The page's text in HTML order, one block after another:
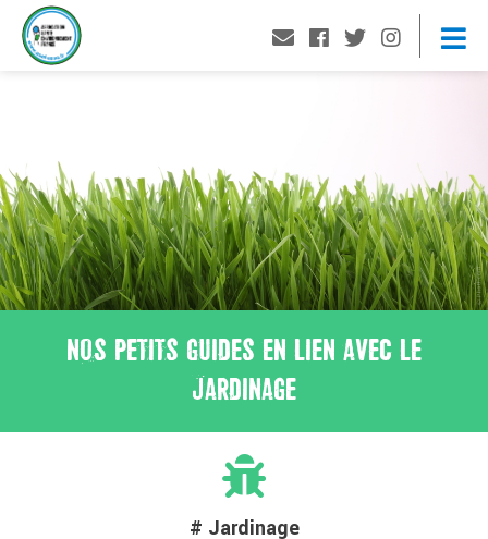
NOS PETITS GUIDES EN LIEN AVEC LE
JARDINAGE
# Jardinage